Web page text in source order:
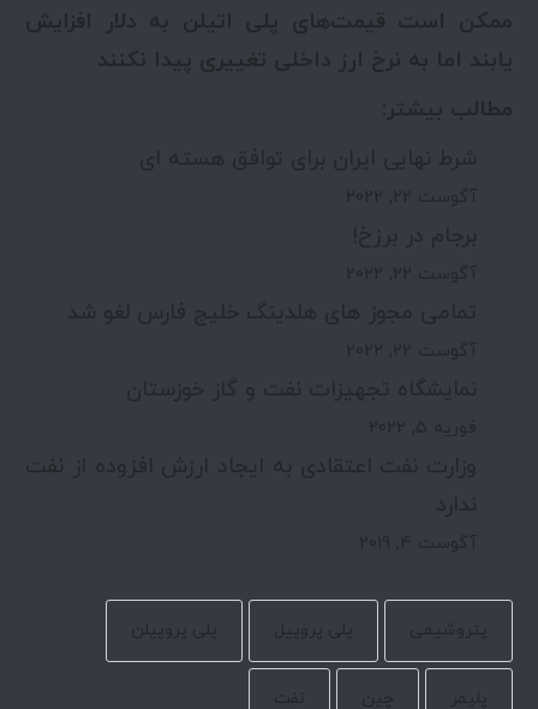
ممکن است قیمت‌های پلی اتیلن به دلار افزایش
یابند اما به نرخ ارز داخلی تغییری پیدا نکنند
مطالب بیشتر:
شرط نهایی ایران برای توافق هسته ای
آگوست 22, 2022
برجام در برزخ!
آگوست 22, 2022
تمامی مجوز های هلدینگ خلیج فارس لغو شد
آگوست 22, 2022
نمایشگاه تجهیزات نفت و گاز خوزستان
فوریه 5, 2022
وزارت نفت اعتقادی به ایجاد ارزش افزوده از نفت
ندارد
آگوست 4, 2019
پتروشیمی پلی پروپیل پلی پروپیلن
پلیمر چین نفت